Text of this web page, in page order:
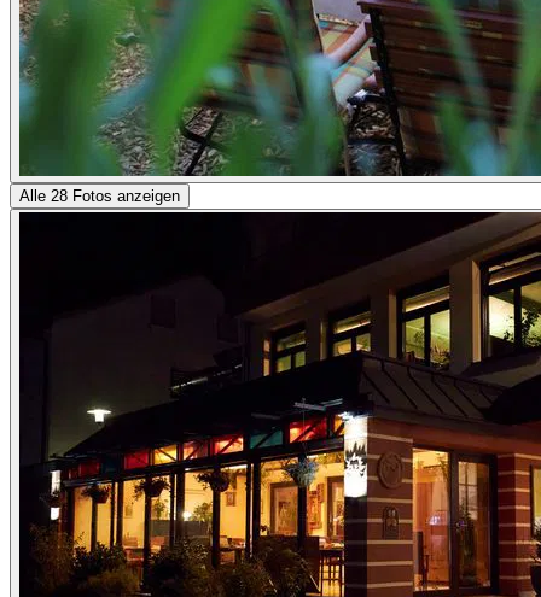
Alle 28 Fotos anzeigen